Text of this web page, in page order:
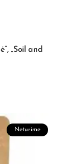
„Soil and
Neturime